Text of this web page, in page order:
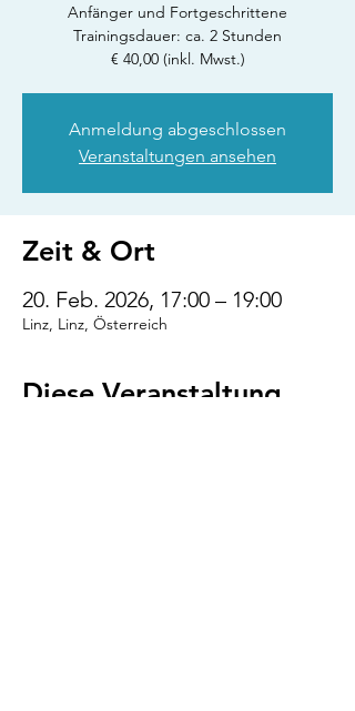
Anfänger und Fortgeschrittene
Trainingsdauer: ca. 2 Stunden
€ 40,00 (inkl. Mwst.)
Anmeldung abgeschlossen
Veranstaltungen ansehen
Zeit & Ort
20. Feb. 2026, 17:00 – 19:00
Linz, Linz, Österreich
Diese Veranstaltung